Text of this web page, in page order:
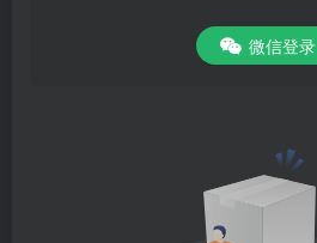
微信登录